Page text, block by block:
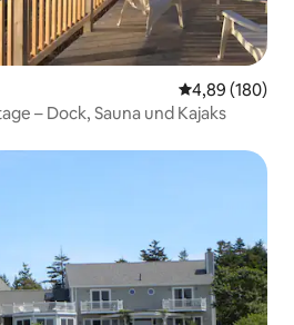
4,89 (180)
– Dock, Sauna und Kajaks